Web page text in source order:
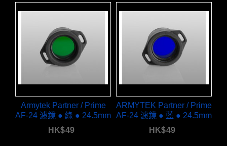
Armytek Partner / Prime
AF-24 濾鏡 ● 綠 ● 24.5mm
HK$49
ARMYTEK Partner / Prime
AF-24 濾鏡 ● 藍 ● 24.5mm
HK$49